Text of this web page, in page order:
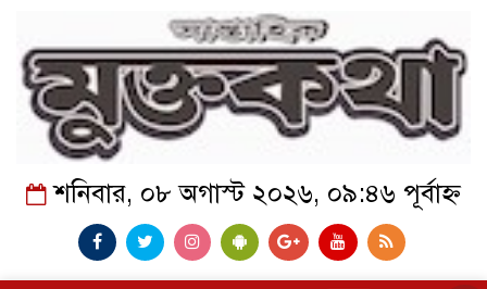
শনিবার, ০৮ অগাস্ট ২০২৬, ০৯:৪৬ পূর্বাহ্ন